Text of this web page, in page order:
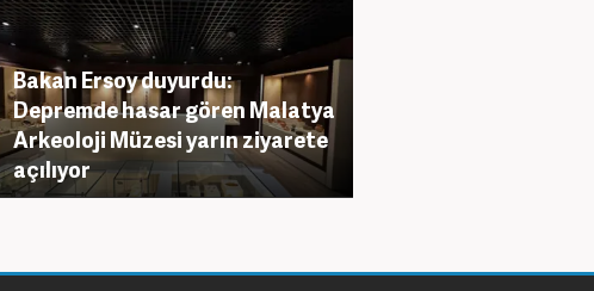
Bakan Ersoy duyurdu:
Depremde hasar gören Malatya
Arkeoloji Müzesi yarın ziyarete
açılıyor